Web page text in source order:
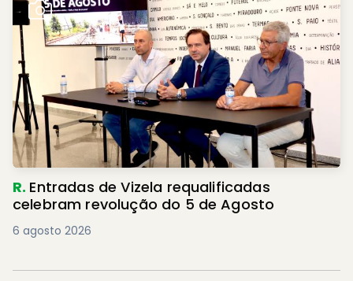
R. Entradas de Vizela requalificadas
celebram revolução do 5 de Agosto
6 agosto 2026